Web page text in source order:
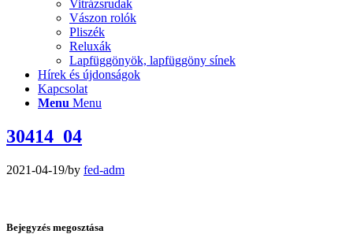
Vitrázsrudak
Vászon rolók
Pliszék
Reluxák
Lapfüggönyök, lapfüggöny sínek
Hírek és újdonságok
Kapcsolat
Menu Menu
30414_04
2021-04-19/by fed-adm
Bejegyzés megosztása